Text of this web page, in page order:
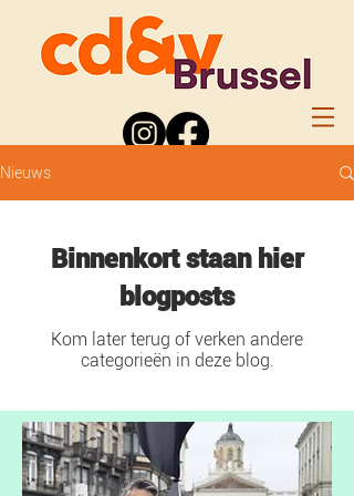
Nieuws
Binnenkort staan hier
blogposts
Kom later terug of verken andere
categorieën in deze blog.